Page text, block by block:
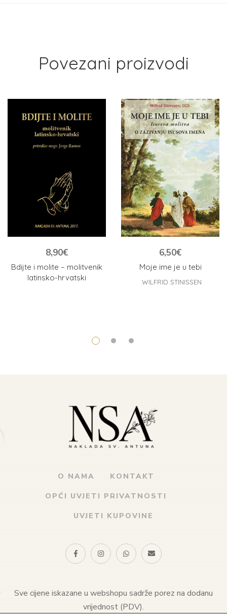
Povezani proizvodi
Bdijte i molite – molitvenik
latinsko-hrvatski
8,90€
Moje ime je u tebi
6,50€
WILFRID STINISSEN
O NAMA KONTAKT
OPĆI UVJETI PRIVATNOSTI
UVJETI KUPOVINE
Sve cijene iskazane u webshopu sadrže porez na dodanu
vrijednost (PDV).